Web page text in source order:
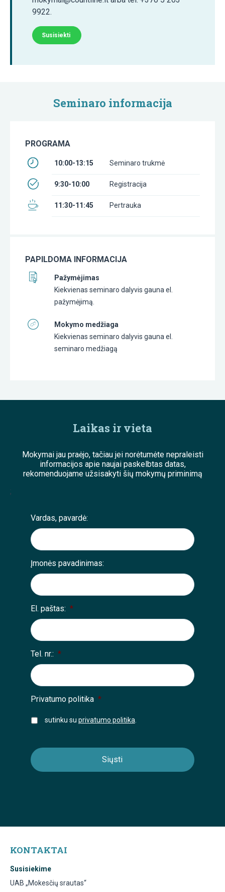
9922.
Susisiekti
Seminaro informacija
PROGRAMA
10:00-13:15 Seminaro trukmė
9:30-10:00 Registracija
11:30-11:45 Pertrauka
PAPILDOMA INFORMACIJA
Pažymėjimas
Kiekvienas seminaro dalyvis gauna el.
pažymėjimą.
Mokymo medžiaga
Kiekvienas seminaro dalyvis gauna el.
seminaro medžiagą
Laikas ir vieta
Mokymai jau praėjo, tačiau jei norėtumėte nepraleisti
informacijos apie naujai paskelbtas datas,
rekomenduojame užsisakyti šių mokymų priminimą
;
Vardas, pavardė:
Įmonės pavadinimas:
El. paštas: *
Tel. nr.: *
Privatumo politika *
sutinku su privatumo politika
KONTAKTAI
Susisiekime
UAB „Mokesčių srautas“